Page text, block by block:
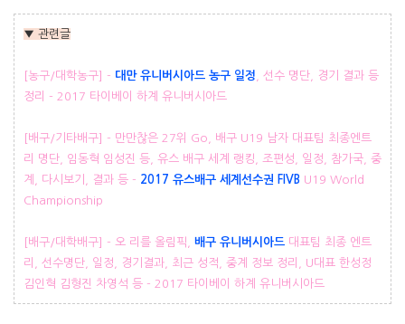
▼ 관련글
[농구/대학농구] - 대만 유니버시아드 농구 일정 , 선수 명단, 경기 결과 등
정리 - 2017 타이베이 하계 유니버시아드
[배구/기타배구] - 만만찮은 27위 Go, 배구 U19 남자 대표팀 최종엔트
리 명단, 임동혁 임성진 등, 유스 배구 세계 랭킹, 조편성, 일정, 참가국, 중
계, 다시보기, 결과 등 - 2017 유스배구 세계선수권 FIVB U19 World
Championship
[배구/대학배구] - 오 리를 올림픽, 배구 유니버시아드 대표팀 최종 엔트
리, 선수명단, 일정, 경기결과, 최근 성적, 중계 정보 정리, U대표 한성정
김인혁 김형진 차영석 등 - 2017 타이베이 하계 유니버시아드